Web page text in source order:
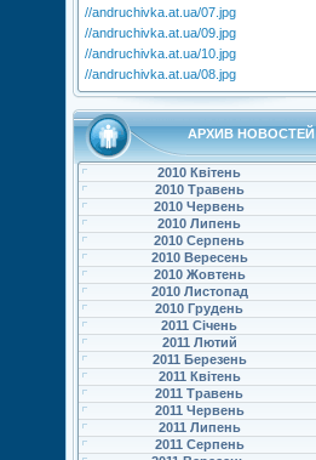
//andruchivka.at.ua/07.jpg
//andruchivka.at.ua/09.jpg
//andruchivka.at.ua/10.jpg
//andruchivka.at.ua/08.jpg
АРХИВ НОВОСТЕЙ
2010 Квітень
2010 Травень
2010 Червень
2010 Липень
2010 Серпень
2010 Вересень
2010 Жовтень
2010 Листопад
2010 Грудень
2011 Січень
2011 Лютий
2011 Березень
2011 Квітень
2011 Травень
2011 Червень
2011 Липень
2011 Серпень